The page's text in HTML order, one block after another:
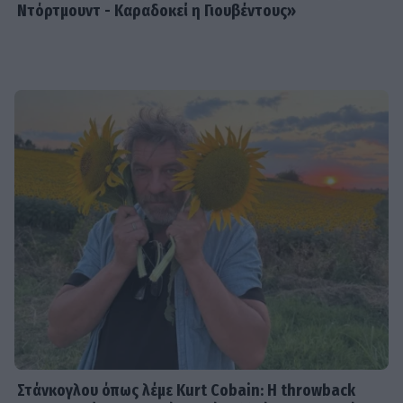
Ντόρτμουντ - Καραδοκεί η Γιουβέντους»
Στάνκογλου όπως λέμε Kurt Cobain: H throwback